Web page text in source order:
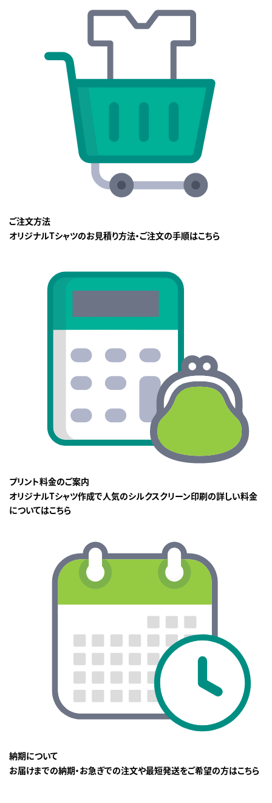
ご注文方法
オリジナルTシャツのお見積り方法・ご注文の手順はこちら
プリント料金のご案内
オリジナルTシャツ作成で人気のシルクスクリーン印刷の詳しい料金
についてはこちら
納期について
お届けまでの納期・お急ぎでの注文や最短発送をご希望の方はこちら